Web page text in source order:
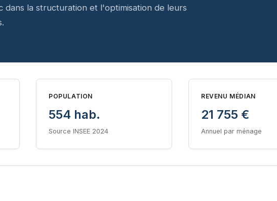
dans la structuration et l'optimisation de leurs
POPULATION
554 hab.
Source INSEE 2024
REVENU MÉDIAN
21 755 €
Annuel par ménage